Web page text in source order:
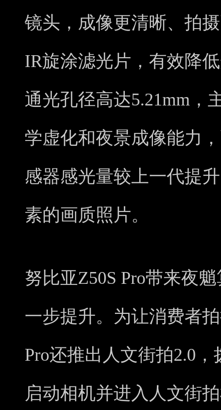
镜头，成像更清晰、拍
IR旋涂滤光片，有效降
通光孔径高达5.21mm，
学虚化和夜景成像能力
感器感光量较上一代提
素的画质照片。
努比亚Z50S Pro带来夜
一步提升。为让消费者
Pro还推出人文街拍2.0
启动相机并进入人文街